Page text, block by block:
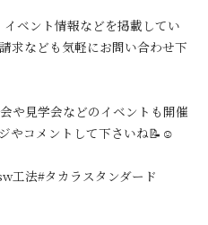
ベント情報などを掲載してい
求なども気軽にお問い合わせ下
や見学会などのイベントも開催
やコメントして下さいね📝☺️
工法#タカラスタンダード